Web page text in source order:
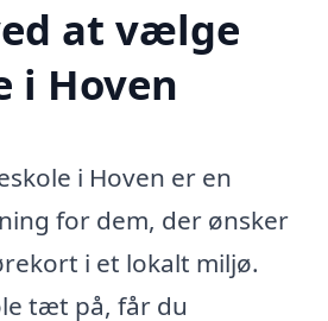
at vælge
i Hoven
i Hoven er en
for dem, der ønsker
i et lokalt miljø.
tæt på, får du